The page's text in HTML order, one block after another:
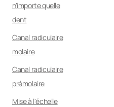
n'importe quelle
dent
Canal radiculaire
molaire
Canal radiculaire
prémolaire
Mise à l'échelle